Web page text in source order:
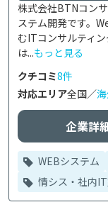
株式会社BTNコン
ステム開発です。
むITコンサルティ
は...もっと見る
クチコミ8件
対応エリア全国／
企業詳
WEBシステム
情シス・社内